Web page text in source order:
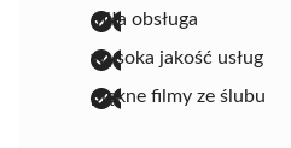
miła obsługa
wysoka jakość usług
piękne filmy ze ślubu